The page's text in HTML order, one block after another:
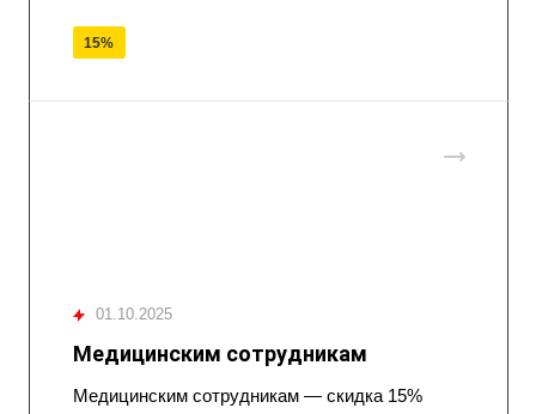
15%
01.10.2025
Медицинским сотрудникам
Медицинским сотрудникам — скидка 15%